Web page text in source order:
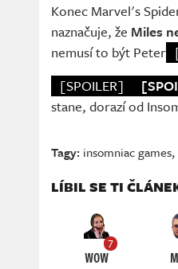
Konec Marvel's
naznačuje, že Miles
nemusí to být Peter
[SPOILER]
stane, dorazí od
Tagy: insomniac games,
LÍBIL SE TI
7
WOW